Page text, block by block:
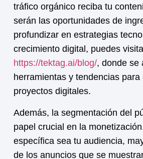
tráfico orgánico reciba tu
serán las oportunidades de
profundizar en estrategias
crecimiento digital, puedes
https://tektag.ai/blog/, donde se
herramientas y tendencias para
proyectos digitales.
Además, la segmentación del
papel crucial en la monetización
específica sea tu audiencia,
de los anuncios que se